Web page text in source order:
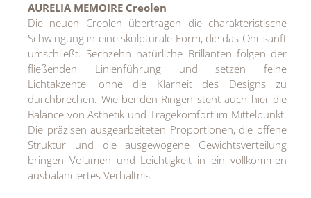
AURELIA MEMOIRE Creolen
Die neuen Creolen übertragen die charakteristische
Schwingung in eine skulpturale Form, die das Ohr sanft
umschließt. Sechzehn natürliche Brillanten folgen der
fließenden Linienführung und setzen feine
Lichtakzente, ohne die Klarheit des Designs zu
durchbrechen. Wie bei den Ringen steht auch hier die
Balance von Ästhetik und Tragekomfort im Mittelpunkt.
Die präzisen ausgearbeiteten Proportionen, die offene
Struktur und die ausgewogene Gewichtsverteilung
bringen Volumen und Leichtigkeit in ein vollkommen
ausbalanciertes Verhältnis.